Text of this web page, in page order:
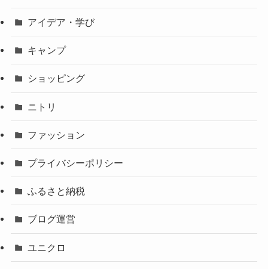
アイデア・学び
キャンプ
ショッピング
ニトリ
ファッション
プライバシーポリシー
ふるさと納税
ブログ運営
ユニクロ